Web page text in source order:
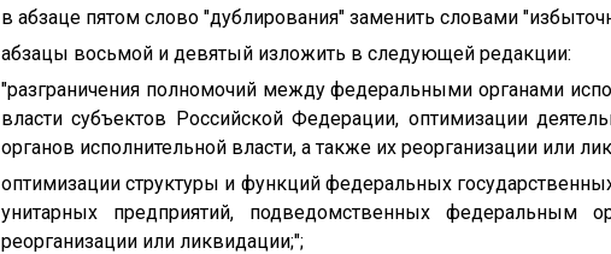
в абзаце пятом слово "дублирования" заменить словами
абзацы восьмой и девятый изложить в следующей редакции:
"разграничения полномочий между федеральными органами
власти субъектов Российской Федерации, оптимизации
органов исполнительной власти, а также их реорганизации или
оптимизации структуры и функций федеральных
унитарных предприятий, подведомственных федеральным
реорганизации или ликвидации;";